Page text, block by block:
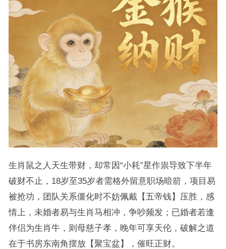
生肖鼠之人天生带财，却常因“小耗”星作祟导致下半年
破财不止，18岁至35岁者需格外留意职场暗箭，项目易
被抢功，团队关系僵化时不妨佩戴【五帝钱】压胜，感
情上，未婚者易与生肖马相冲，争吵频发；已婚者若逢
伴侣为生肖牛，则母慈子孝，晚年可享天伦，破解之道
在于书房东南角摆放【聚宝盆】，催旺正财。